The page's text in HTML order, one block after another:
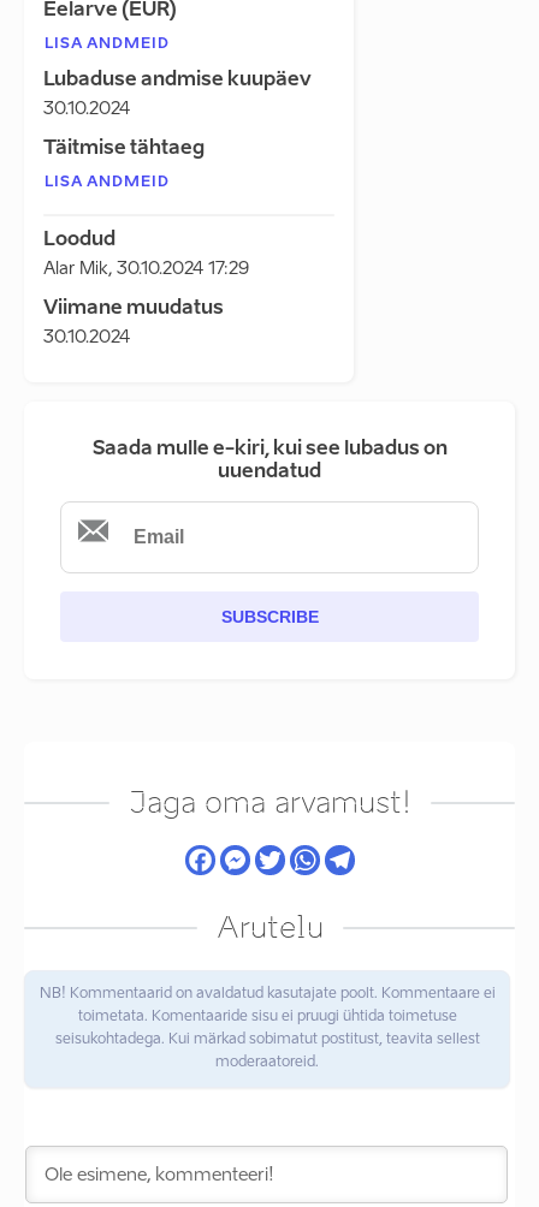
Eelarve (EUR)
LISA ANDMEID
Lubaduse andmise kuupäev
30.10.2024
Täitmise tähtaeg
LISA ANDMEID
Loodud
Alar Mik, 30.10.2024 17:29
Viimane muudatus
30.10.2024
Saada mulle e-kiri, kui see lubadus on
uuendatud
SUBSCRIBE
Jaga oma arvamust!
Arutelu
NB! Kommentaarid on avaldatud kasutajate poolt. Kommentaare ei
toimetata. Komentaaride sisu ei pruugi ühtida toimetuse
seisukohtadega. Kui märkad sobimatut postitust, teavita sellest
moderaatoreid.